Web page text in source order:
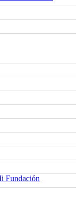
Fundación